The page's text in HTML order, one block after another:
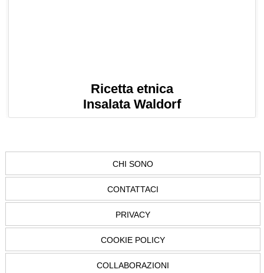
Ricetta etnica
Insalata Waldorf
CHI SONO
CONTATTACI
PRIVACY
COOKIE POLICY
COLLABORAZIONI